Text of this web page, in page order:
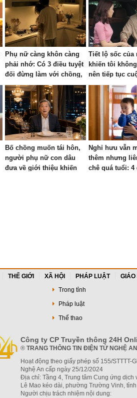
Phụ nữ càng khôn càng
phải nhớ: Có 3 điều tuyệt
đối đừng làm với chồng,
kẻo tự tay làm hao vận
may của gia đình
Tiết lộ sốc của
khiến tôi
nên tiếp tục
nhân 7 năm
Bố chồng muốn tái hôn,
người phụ nữ con dâu
đưa về giới thiệu khiến
Nghỉ hưu vẫn
thêm nhưng
chê quá tuổi: 4
THẾ GIỚI XÃ HỘI PHÁP LUẬT GIÁO
Trong tỉnh
Pháp luật
Thể thao
Công ty CP Truyền thông 24H
® TRANG THÔNG TIN ĐIỆN TỬ NGHỆ
Hoạt động theo giấy phép số 155/STTTT-
Nghệ An cấp ngày 25/12/2024
Địa chỉ: Tầng 4, Trung tâm Cung ứng
Lê Mao kéo dài, phường Trường Vinh,
Người chịu trách nhiệm nội dung: